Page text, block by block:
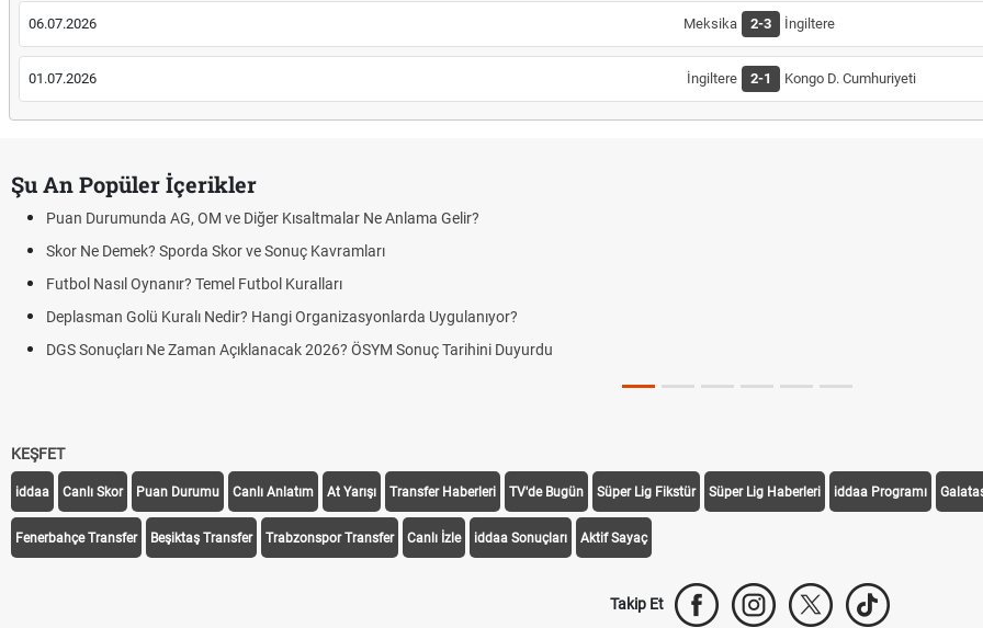
06.07.2026 Meksika 2-3 İngiltere
01.07.2026 İngiltere 2-1 Kongo D. Cumhuriyeti
Şu An Popüler İçerikler
AG, OM ve Diğer Kısaltmalar Ne Anlama Gelir?
Demek? Sporda Skor ve Sonuç Kavramları
Nasıl Oynanır? Temel Futbol Kuralları
Golü Kuralı Nedir? Hangi Organizasyonlarda Uygulanıyor?
Ne Zaman Açıklanacak 2026? ÖSYM Sonuç Tarihini Duyurdu
KEŞFET
iddaa Canlı Skor Puan Durumu Canlı Anlatım At Yarışı Transfer Haberleri TV'de Bugün Süper Lig Fikstür Süper Lig Haberleri iddaa Programı
Fenerbahçe Transfer Beşiktaş Transfer Trabzonspor Transfer Canlı İzle iddaa Sonuçları Aktif Sayaç
Takip Et